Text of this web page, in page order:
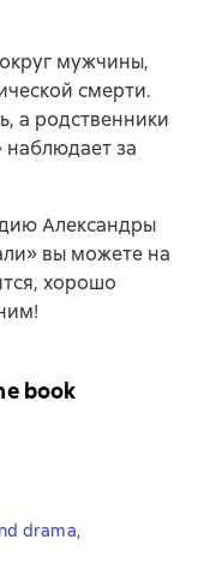
мужчины,
смерти.
а родственники
наблюдает за
Александры
вы можете на
хорошо
book
drama,